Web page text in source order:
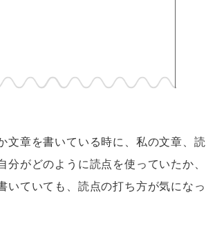
文章を書いている時に、私の文章、読
がどのように読点を使っていたか、
いていても、読点の打ち方が気になっ